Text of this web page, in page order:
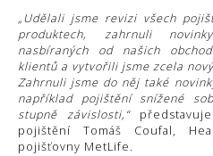
„Udělali jsme revizi všech
produktech, zahrnuli
nasbíraných od našich
klientů a vytvořili jsme zcela
Zahrnuli jsme do něj také
například pojištění snížené
stupně závislosti,“
pojištění Tomáš Coufal,
pojišťovny MetLife.